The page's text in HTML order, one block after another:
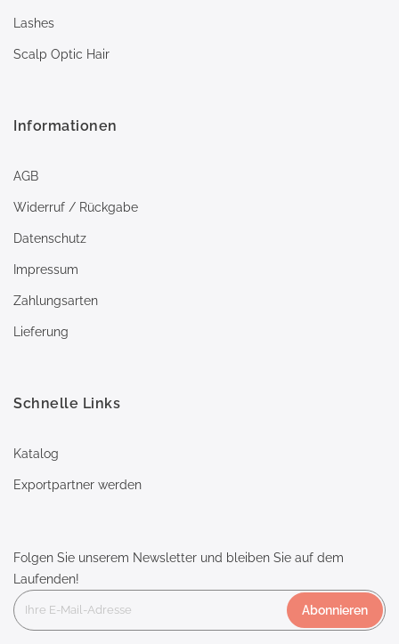
Lashes
Scalp Optic Hair
Informationen
AGB
Widerruf / Rückgabe
Datenschutz
Impressum
Zahlungsarten
Lieferung
Schnelle Links
Katalog
Exportpartner werden
Folgen Sie unserem Newsletter und bleiben Sie auf dem
Laufenden!
Abonnieren